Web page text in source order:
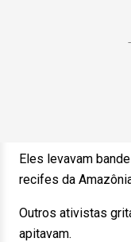
Eles levavam
recifes da
Outros ativistas
apitavam.